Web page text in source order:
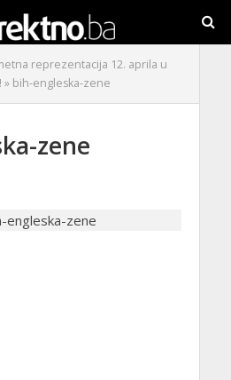
reprezentacija 12. aprila u
» bih-engleska-zene
zene